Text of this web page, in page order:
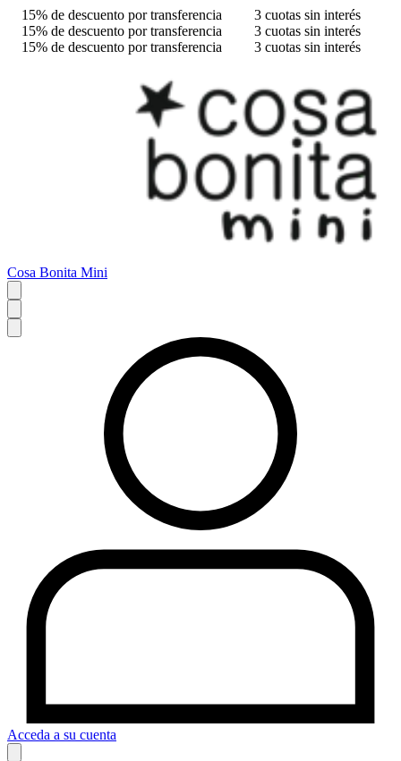
15% de descuento por transferencia
3 cuotas sin interés
15% de descuento por transferencia
3 cuotas sin interés
15% de descuento por transferencia
3 cuotas sin interés
Cosa Bonita Mini
Acceda a su cuenta